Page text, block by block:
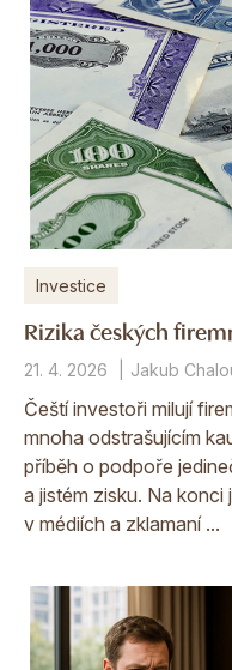
Investice
Rizika českých
21. 4. 2026 Jakub
Čeští investoři milují
mnoha odstrašujícím
příběh o podpoře
a jistém zisku. Na
v médiích a zklamaní ...